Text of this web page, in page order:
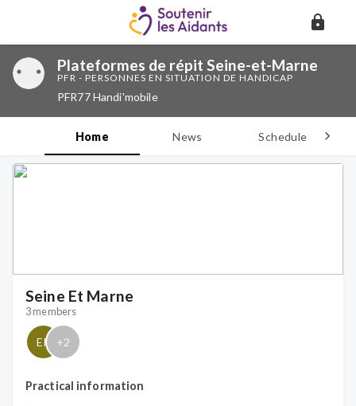
Plateformes de répit Seine-et-Marne
PFR - PERSONNES EN SITUATION DE HANDICAP
PFR77 Handi'mobile
Home News Schedule
Seine Et Marne
3 members
EP +2
Practical information